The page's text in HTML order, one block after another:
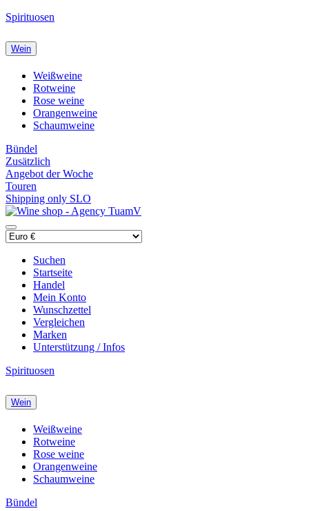
Spirituosen
Wein
Weißweine
Rotweine
Rose weine
Orangenweine
Schaumweine
Bündel
Zusätzlich
Angebot der Woche
Touren
Shipping only SLO
Suchen
Startseite
Handel
Mein Konto
Wunschzettel
Vergleichen
Marken
Unterstützung / Infos
Spirituosen
Wein
Weißweine
Rotweine
Rose weine
Orangenweine
Schaumweine
Bündel